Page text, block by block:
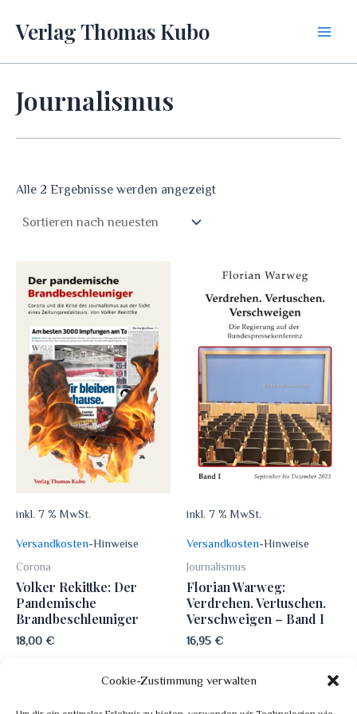
Cookie-Zustimmung verwalten
InhaltVerlag Thomas Kubo
Journalismus
Alle 2 Ergebnisse werden angezeigtNach
inkl. 7 % MwSt.
Versandkosten-Hinweise
Corona
Volker Rekittke: Der
Pandemische
Brandbeschleuniger
18,00 €
In den Warenkorb
inkl. 7 % MwSt.
Versandkosten-Hinweise
Journalismus
Florian Warweg:
Verdrehen. Vertuschen.
Verschweigen – Band I
16,95 €
In den Warenkorb